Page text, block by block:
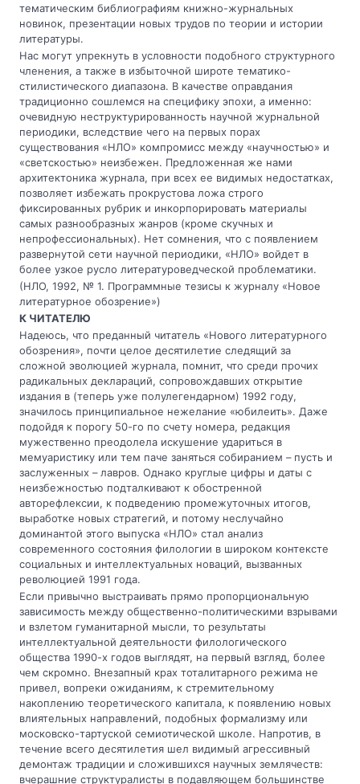
тематическим библиографиям книжно-журнальных
новинок, презентации новых трудов по теории и истории
литературы.
Нас могут упрекнуть в условности подобного структурного
членения, а также в избыточной широте тематико-
стилистического диапазона. В качестве оправдания
традиционно сошлемся на специфику эпохи, а именно:
очевидную неструктурированность научной журнальной
периодики, вследствие чего на первых порах
существования «НЛО» компромисс между «научностью» и
«светскостью» неизбежен. Предложенная же нами
архитектоника журнала, при всех ее видимых недостатках,
позволяет избежать прокрустова ложа строго
фиксированных рубрик и инкорпорировать материалы
самых разнообразных жанров (кроме скучных и
непрофессиональных). Нет сомнения, что с появлением
развернутой сети научной периодики, «НЛО» войдет в
более узкое русло литературоведческой проблематики.
(НЛО, 1992, № 1. Программные тезисы к журналу «Новое
литературное обозрение»)
К ЧИТАТЕЛЮ
Надеюсь, что преданный читатель «Нового литературного
обозрения», почти целое десятилетие следящий за
сложной эволюцией журнала, помнит, что среди прочих
радикальных деклараций, сопровождавших открытие
издания в (теперь уже полулегендарном) 1992 году,
значилось принципиальное нежелание «юбилеить». Даже
подойдя к порогу 50-го по счету номера, редакция
мужественно преодолела искушение удариться в
мемуаристику или тем паче заняться собиранием – пусть и
заслуженных – лавров. Однако круглые цифры и даты с
неизбежностью подталкивают к обостренной
авторефлексии, к подведению промежуточных итогов,
выработке новых стратегий, и потому неслучайно
доминантой этого выпуска «НЛО» стал анализ
современного состояния филологии в широком контексте
социальных и интеллектуальных новаций, вызванных
революцией 1991 года.
Если привычно выстраивать прямо пропорциональную
зависимость между общественно-политическими взрывами
и взлетом гуманитарной мысли, то результаты
интеллектуальной деятельности филологического
общества 1990-х годов выглядят, на первый взгляд, более
чем скромно. Внезапный крах тоталитарного режима не
привел, вопреки ожиданиям, к стремительному
накоплению теоретического капитала, к появлению новых
влиятельных направлений, подобных формализму или
московско-тартуской семиотической школе. Напротив, в
течение всего десятилетия шел видимый агрессивный
демонтаж традиции и сложившихся научных землячеств:
вчерашние структуралисты в подавляющем большинстве